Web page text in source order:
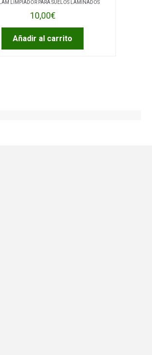
LIMPIADOR PARA SUELOS LAMINADOS
10,00€
Añadir al carrito